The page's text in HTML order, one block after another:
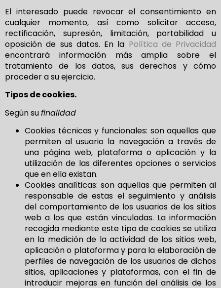
El interesado puede revocar el consentimiento en
cualquier momento, así como solicitar acceso,
rectificación, supresión, limitación, portabilidad u
oposición de sus datos. En la Política de Privacidad
encontrará información más amplia sobre el
tratamiento de los datos, sus derechos y cómo
proceder a su ejercicio.
Tipos de cookies.
Según sufinalidad
Cookies técnicas y funcionales: son aquellas que
permiten al usuario la navegación a través de
una página web, plataforma o aplicación y la
utilización de las diferentes opciones o servicios
que en ella existan.
Cookies analíticas: son aquellas que permiten al
responsable de estas el seguimiento y análisis
del comportamiento de los usuarios de los sitios
web a los que están vinculadas. La información
recogida mediante este tipo de cookies se utiliza
en la medición de la actividad de los sitios web,
aplicación o plataforma y para la elaboración de
perfiles de navegación de los usuarios de dichos
sitios, aplicaciones y plataformas, con el fin de
introducir mejoras en función del análisis de los